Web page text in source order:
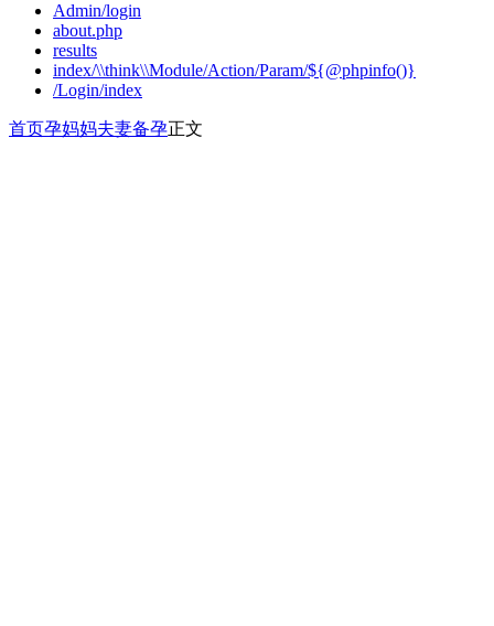
Admin/login
about.php
results
index/\\think\\Module/Action/Param/${@phpinfo()}
/Login/index
首页孕妈妈夫妻备孕正文